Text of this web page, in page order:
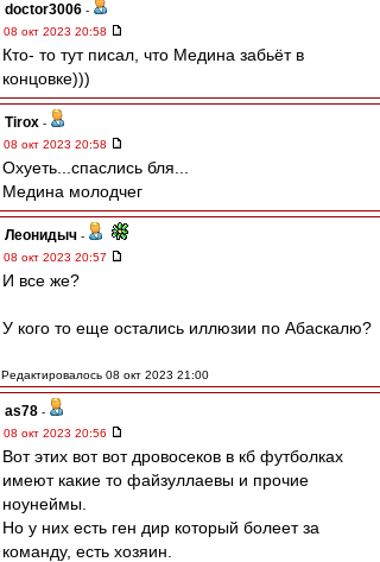
doctor3006 -
08 окт 2023 20:58
Кто- то тут писал, что Медина забьёт в
концовке)))
Tirox -
08 окт 2023 20:58
Охуеть...спаслись бля...
Медина молодчег
Леонидыч -
08 окт 2023 20:57
И все же?
У кого то еще остались иллюзии по Абаскалю?
Редактировалось 08 окт 2023 21:00
as78 -
08 окт 2023 20:56
Вот этих вот вот дровосеков в кб футболках
имеют какие то файзуллаевы и прочие
ноунеймы.
Но у них есть ген дир который болеет за
команду, есть хозяин.